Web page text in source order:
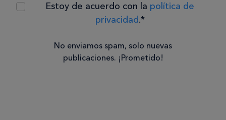
Estoy de acuerdo con la política de
privacidad.*
Consentimiento
No enviamos spam, solo nuevas
publicaciones. ¡Prometido!